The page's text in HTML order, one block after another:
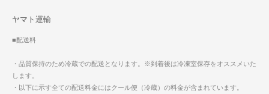
ヤマト運輸
■配送料
・品質保持のため冷蔵での配送となります。※到着後は冷凍室保存をオススメいた
します。
・以下に示す全ての配送料金にはクール便（冷蔵）の料金が含まれています。